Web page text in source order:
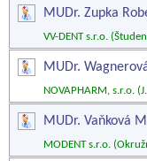
MUDr. Zupka
VV-DENT s.r.o.
MUDr.
NOVAPHARM, s.r.o.
MUDr. Vaňková
MODENT s.r.o.